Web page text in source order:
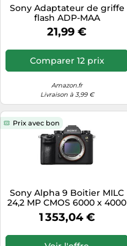
Sony Adaptateur de griffe
flash ADP-MAA
21,99 €
Comparer 12 prix
Amazon.fr
Livraison à 3,99 €
Prix avec bon
Sony Alpha 9 Boitier MILC
24,2 MP CMOS 6000 x 4000
pixels Noir
1 353,04 €